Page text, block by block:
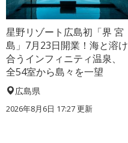
星野リゾート広島初「界 宮
島」7月23日開業！海と溶け
合うインフィニティ温泉、
全54室から島々を一望
広島県
2026年8月6日 17:27更新